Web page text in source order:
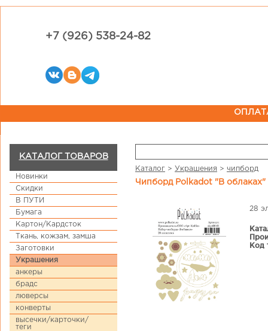
+7 (926) 538-24-82
КАТАЛОГ ТОВАРОВ
Новинки
Скидки
В ПУТИ
Бумага
Картон/Кардсток
Ткань, кожзам, замша
Заготовки
Украшения
анкеры
брадс
люверсы
конверты
высечки/карточки/
теги
Каталог > Украшения > чипборд
Чипборд Polkadot "В облаках"
28
Код